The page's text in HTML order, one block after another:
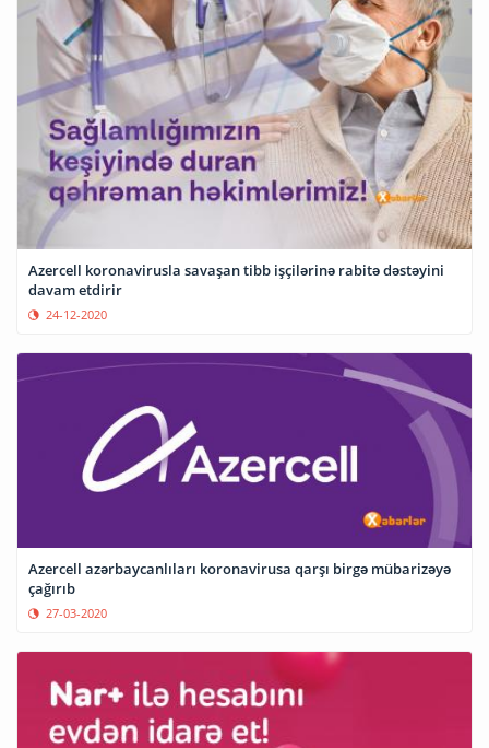
Azercell koronavirusla savaşan tibb işçilərinə rabitə dəstəyini
davam etdirir
24-12-2020
Azercell azərbaycanlıları koronavirusa qarşı birgə mübarizəyə
çağırıb
27-03-2020